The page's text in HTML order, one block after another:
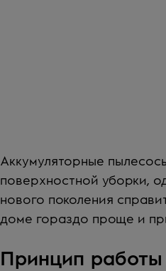
Аккумуляторные
поверхностной уборки,
нового поколения
доме гораздо проще и
Принцип